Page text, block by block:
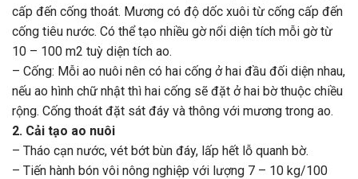
cấp đến cống thoát. Mương có độ dốc xuôi từ cống cấp đến
cống tiêu nước. Có thể tạo nhiều gờ nổi diện tích mỗi gờ từ
10 – 100 m2 tuỳ diện tích ao.
– Cống: Mỗi ao nuôi nên có hai cống ở hai đầu đối diện nhau,
nếu ao hình chữ nhật thì hai cống sẽ đặt ở hai bờ thuộc chiều
rộng. Cống thoát đặt sát đáy và thông với mương trong ao.
2. Cải tạo ao nuôi
– Tháo cạn nước, vét bớt bùn đáy, lấp hết lỗ quanh bờ.
– Tiến hành bón vôi nông nghiệp với lượng 7 – 10 kg/100